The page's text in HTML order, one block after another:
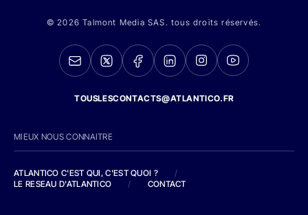
© 2026 Talmont Media SAS. tous droits réservés.
TOUSLESCONTACTS@ATLANTICO.FR
MIEUX NOUS CONNAITRE
ATLANTICO C'EST QUI, C'EST QUOI ?
/
LE RESEAU D'ATLANTICO
/ CONTACT